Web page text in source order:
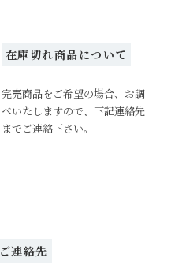
在庫切れ商品について
完売商品をご希望の場合、お調
べいたしますので、下記連絡先
までご連絡下さい。
ご連絡先